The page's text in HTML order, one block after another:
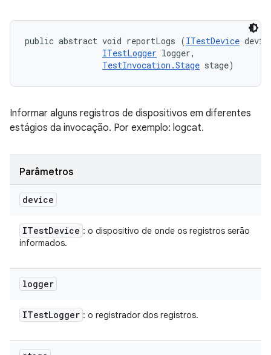
public abstract void reportLogs (ITestDevice
ITestLogger logger,
TestInvocation.Stage stage)
Informar alguns registros de dispositivos em diferentes
estágios da invocação. Por exemplo: logcat.
Parâmetros
device
ITestDevice : o dispositivo de onde os registros serão
informados.
logger
ITestLogger : o registrador dos registros.